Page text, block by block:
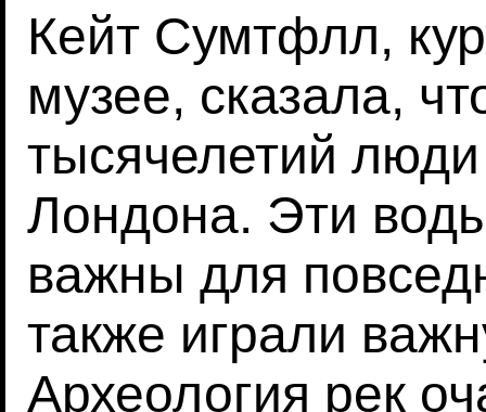
Кейт Сумтфлл,
музее, сказала,
тысячелетий
Лондона. Эти
важны для
также играли
Археология рек